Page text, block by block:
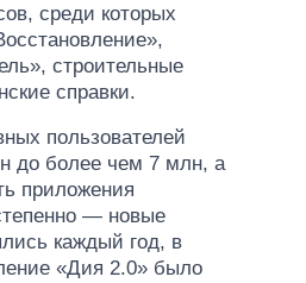
среди которых
строительные
справки.
пользователей
до более чем 7 млн, а
приложения
— новые
каждый год, в
«Дия 2.0» было